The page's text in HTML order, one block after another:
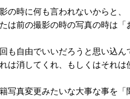
の時に何も言われないからと、
は前の撮影の時の写真の時は
も自由でいいだろうと思い込ん
は消してくれ、もしくはそれ
写真変更みたいな大事な事を「